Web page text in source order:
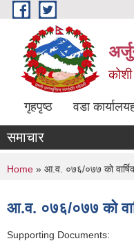
Skip to main content
गृहपृष्ठ वडा
समाचार
You are here
Home » आ.व. ०७६/०७७ काे
आ.व. ०७६/०७७ काे
Supporting Documents: